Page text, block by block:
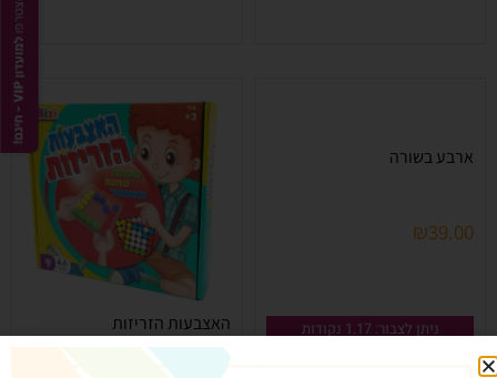
ארבע בשורה
₪39.00
ניתן לצבור: 1.17 נקודות האצבעות הזריזות